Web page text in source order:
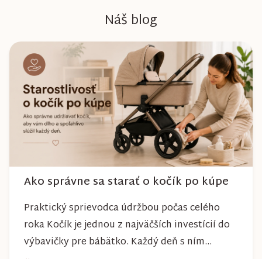
Náš blog
Ako správne sa starať o kočík po kúpe
Praktický sprievodca údržbou počas celého
roka Kočík je jednou z najväčších investícií do
výbavičky pre bábätko. Každý deň s ním